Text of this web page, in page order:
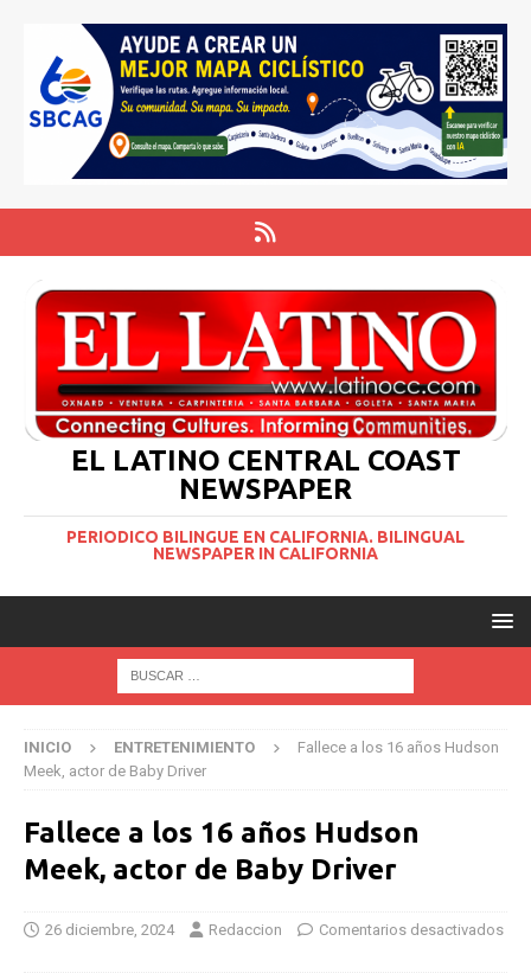
EL LATINO CENTRAL COAST
NEWSPAPER
PERIODICO BILINGUE EN CALIFORNIA. BILINGUAL
NEWSPAPER IN CALIFORNIA
INICIO ENTRETENIMIENTO
Fallece a los 16 años Hudson
Meek, actor de Baby Driver
Fallece a los 16 años Hudson
Meek, actor de Baby Driver
26 diciembre, 2024 Redaccion Comentarios desactivados